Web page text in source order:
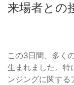
来場者との
この3日間、多く
生まれました。特
ンジングに関する